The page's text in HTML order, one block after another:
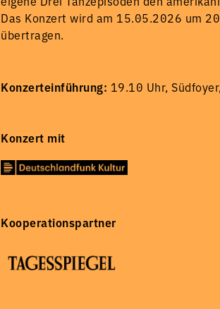
Das Konzert wird am 15.05.2026 um
übertragen.
Konzerteinführung: 19.10 Uhr,
Konzert mit
Kooperationspartner